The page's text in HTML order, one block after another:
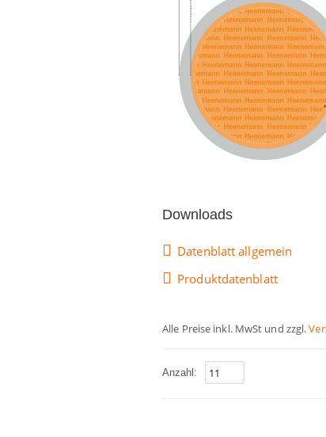
Downloads
Datenblatt allgemein
Produktdatenblatt
Alle Preise inkl. MwSt und zzgl.
Anzahl: